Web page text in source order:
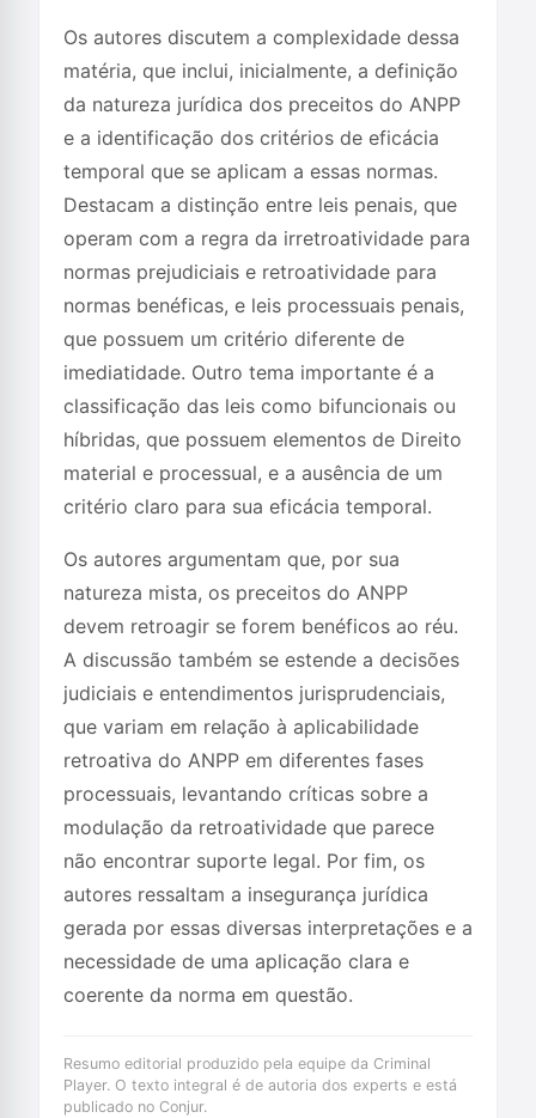
Os autores discutem a complexidade dessa
matéria, que inclui, inicialmente, a definição
da natureza jurídica dos preceitos do ANPP
e a identificação dos critérios de eficácia
temporal que se aplicam a essas normas.
Destacam a distinção entre leis penais, que
operam com a regra da irretroatividade para
normas prejudiciais e retroatividade para
normas benéficas, e leis processuais penais,
que possuem um critério diferente de
imediatidade. Outro tema importante é a
classificação das leis como bifuncionais ou
híbridas, que possuem elementos de Direito
material e processual, e a ausência de um
critério claro para sua eficácia temporal.
Os autores argumentam que, por sua
natureza mista, os preceitos do ANPP
devem retroagir se forem benéficos ao réu.
A discussão também se estende a decisões
judiciais e entendimentos jurisprudenciais,
que variam em relação à aplicabilidade
retroativa do ANPP em diferentes fases
processuais, levantando críticas sobre a
modulação da retroatividade que parece
não encontrar suporte legal. Por fim, os
autores ressaltam a insegurança jurídica
gerada por essas diversas interpretações e a
necessidade de uma aplicação clara e
coerente da norma em questão.
Resumo editorial produzido pela equipe da Criminal
Player. O texto integral é de autoria dos experts e está
publicado no Conjur.